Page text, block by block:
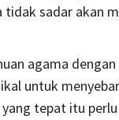
tidak sadar akan
agama
untuk
tepat itu